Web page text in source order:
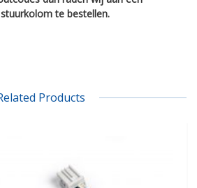
te bestellen.
Products